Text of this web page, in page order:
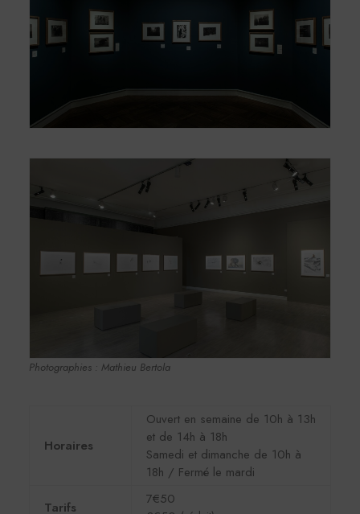
Photographies : Mathieu Bertola
Horaires
Ouvert en semaine de 10h à 13h
et de 14h à 18h
Samedi et dimanche de 10h à
18h / Fermé le mardi
Tarifs
7€50